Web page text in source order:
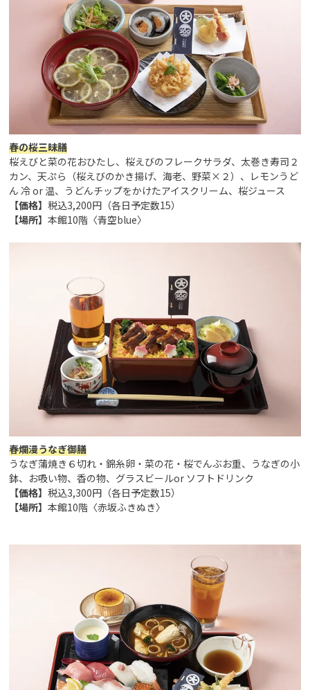
春の桜三昧膳
桜えびと菜の花おひたし、桜えびのフレークサラダ、太巻き寿司２
カン、天ぷら（桜えびのかき揚げ、海老、野菜×２）、レモンうど
ん 冷 or 温、うどんチップをかけたアイスクリーム、桜ジュース
【価格】税込3,200円（各日予定数15）
【場所】本館10階〈青空blue〉
春爛漫うなぎ御膳
うなぎ蒲焼き６切れ・錦糸卵・菜の花・桜でんぶお重、うなぎの小
鉢、お吸い物、香の物、グラスビールor ソフトドリンク
【価格】税込3,300円（各日予定数15）
【場所】本館10階〈赤坂ふきぬき〉